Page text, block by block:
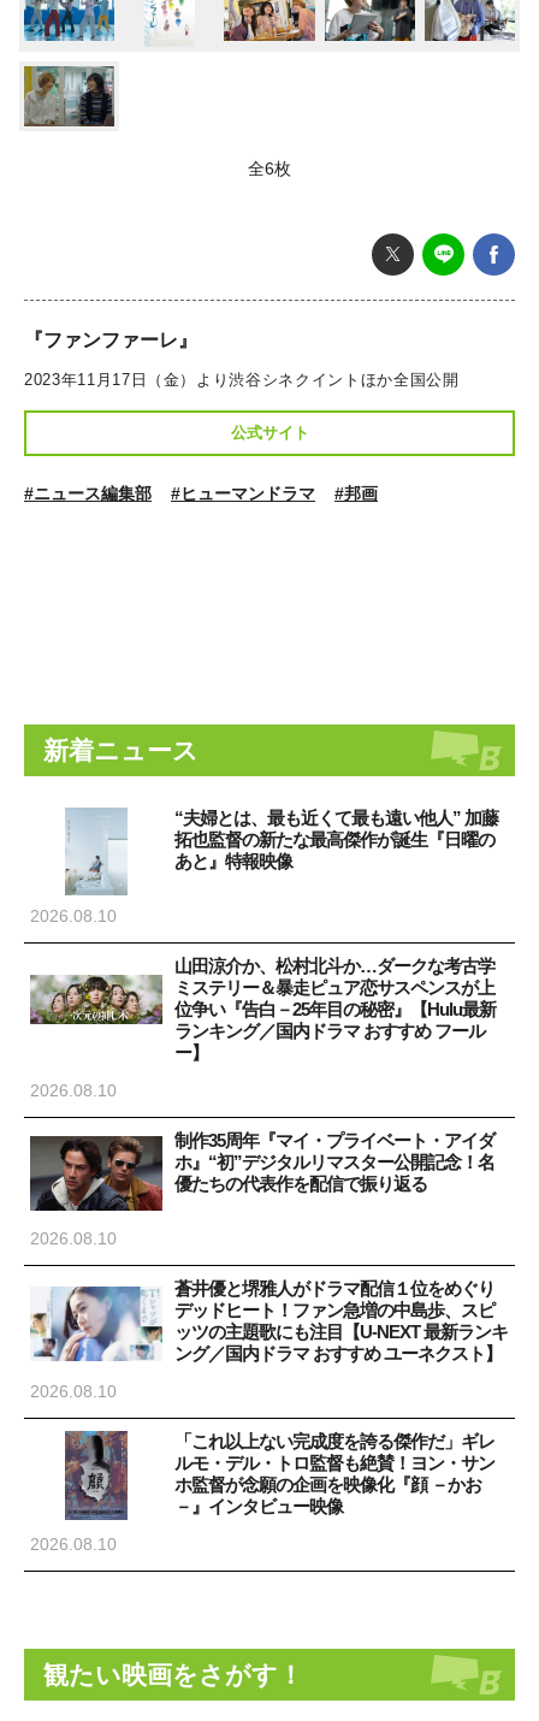
全6枚
『ファンファーレ』
2023年11月17日（金）より渋谷シネクイントほか全国公開
公式サイト
#ニュース編集部 #ヒューマンドラマ #邦画
新着ニュース
“夫婦とは、最も近くて最も遠い他人” 加藤
拓也監督の新たな最高傑作が誕生『日曜の
あと』特報映像
2026.08.10
山田涼介か、松村北斗か…ダークな考古学
ミステリー＆暴走ピュア恋サスペンスが上
位争い『告白－25年目の秘密』【Hulu最新
ランキング／国内ドラマ おすすめ フール
ー】
2026.08.10
制作35周年『マイ・プライベート・アイダ
ホ』“初”デジタルリマスター公開記念！名
優たちの代表作を配信で振り返る
2026.08.10
蒼井優と堺雅人がドラマ配信１位をめぐり
デッドヒート！ファン急増の中島歩、スピ
ッツの主題歌にも注目【U-NEXT 最新ランキ
ング／国内ドラマ おすすめ ユーネクスト】
2026.08.10
「これ以上ない完成度を誇る傑作だ」ギレ
ルモ・デル・トロ監督も絶賛！ヨン・サン
ホ監督が念願の企画を映像化『顔 －かお
－』インタビュー映像
2026.08.10
観たい映画をさがす！